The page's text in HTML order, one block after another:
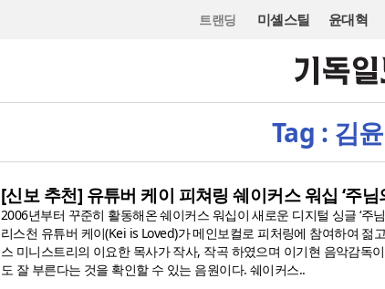
트랜딩 미셸스틸 윤대혁
Tag : 김
[신보 추천] 유튜버 케이 피쳐링 쉐이커스 워십 ‘주님
2006년부터 꾸준히 활동해온 쉐이커스 워십이 새로운 디지털 싱글 ‘주
리스천 유튜버 케이(Kei is Loved)가 메인보컬로 피처링에 참여하여 젊
스 미니스트리의 이요한 목사가 작사, 작곡 하였으며 이기현 음악감독
도 잘 부른다는 것을 확인할 수 있는 음원이다. 쉐이커스..